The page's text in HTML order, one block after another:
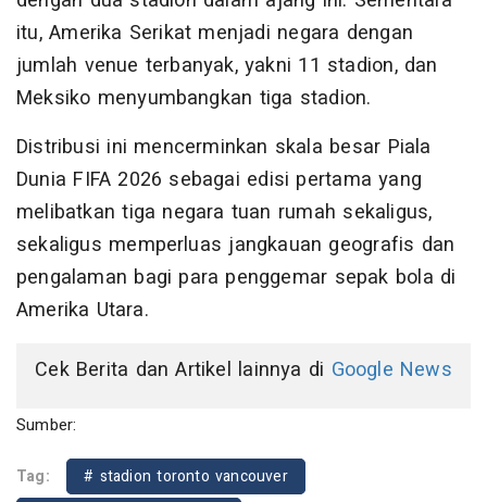
itu, Amerika Serikat menjadi negara dengan
jumlah venue terbanyak, yakni 11 stadion, dan
Meksiko menyumbangkan tiga stadion.
Distribusi ini mencerminkan skala besar Piala
Dunia FIFA 2026 sebagai edisi pertama yang
melibatkan tiga negara tuan rumah sekaligus,
sekaligus memperluas jangkauan geografis dan
pengalaman bagi para penggemar sepak bola di
Amerika Utara.
Cek Berita dan Artikel lainnya di Google News
Sumber:
Tag:
# stadion toronto vancouver